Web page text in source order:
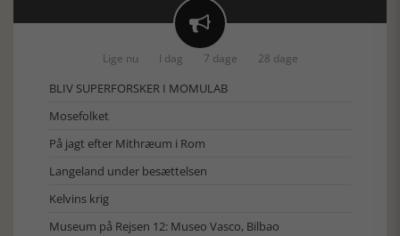

Lige nu I dag 7 dage 28 dage
BLIV SUPERFORSKER I MOMULAB
Mosefolket
På jagt efter Mithræum i Rom
Langeland under besættelsen
Kelvins krig
Museum på Rejsen 12: Museo Vasco, Bilbao